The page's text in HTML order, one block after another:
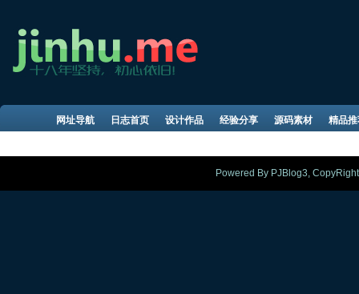
网址导航 日志首页 设计作品 经验分享 源码素材 精品
Powered By PJBlog3,